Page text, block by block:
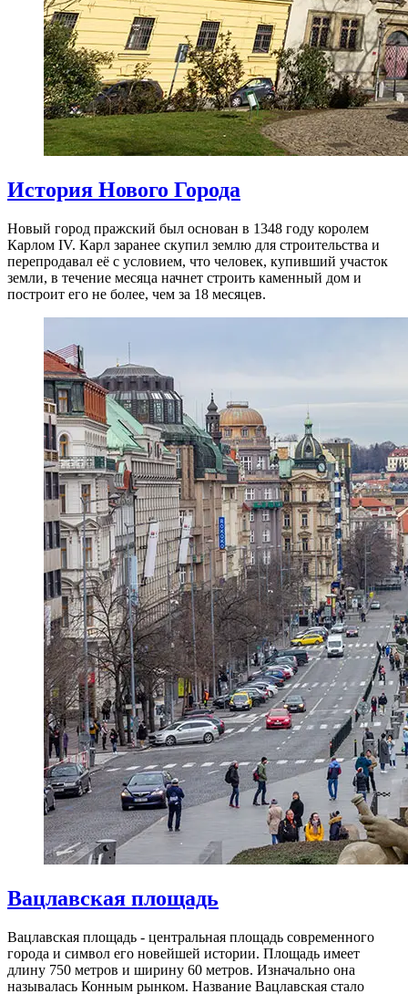
История Нового Города
Новый город пражский был основан в 1348 году королем
Карлом IV. Карл заранее скупил землю для строительства и
перепродавал её с условием, что человек, купивший участок
земли, в течение месяца начнет строить каменный дом и
построит его не более, чем за 18 месяцев.
Вацлавская площадь
Вацлавская площадь - центральная площадь современного
города и символ его новейшей истории. Площадь имеет
длину 750 метров и ширину 60 метров. Изначально она
называлась Конным рынком. Название Вацлавская стало